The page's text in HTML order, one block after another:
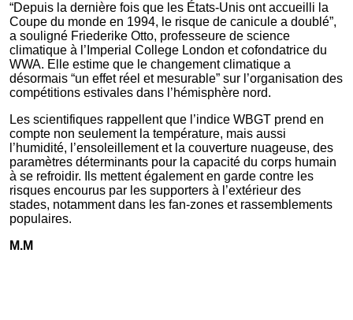
“Depuis la dernière fois que les États-Unis ont accueilli la
Coupe du monde en 1994, le risque de canicule a doublé”,
a souligné Friederike Otto, professeure de science
climatique à l’Imperial College London et cofondatrice du
WWA. Elle estime que le changement climatique a
désormais “un effet réel et mesurable” sur l’organisation des
compétitions estivales dans l’hémisphère nord.
Les scientifiques rappellent que l’indice WBGT prend en
compte non seulement la température, mais aussi
l’humidité, l’ensoleillement et la couverture nuageuse, des
paramètres déterminants pour la capacité du corps humain
à se refroidir. Ils mettent également en garde contre les
risques encourus par les supporters à l’extérieur des
stades, notamment dans les fan-zones et rassemblements
populaires.
M.M